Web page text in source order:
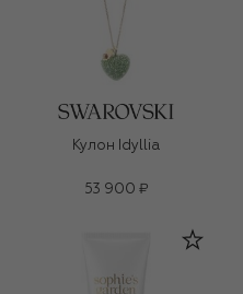
Кулон Idyllia
53 900 ₽